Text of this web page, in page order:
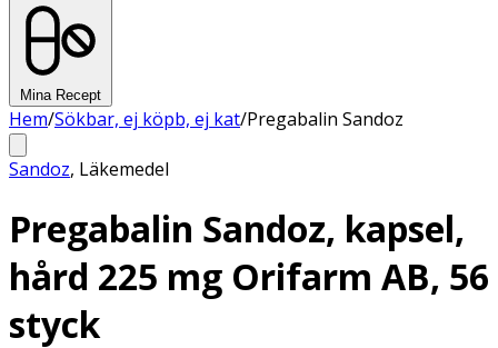
Mina Recept
Hem/Sökbar, ej köpb, ej kat/Pregabalin Sandoz
Sandoz, Läkemedel
Pregabalin Sandoz, kapsel,
hård 225 mg Orifarm AB, 56
styck